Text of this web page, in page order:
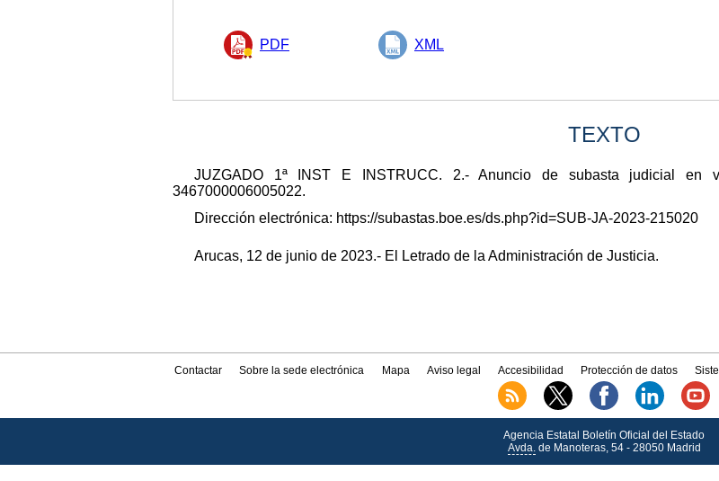
PDF XML
TEXTO
JUZGADO 1ª INST E INSTRUCC. 2.- Anuncio de subasta judicial en
3467000006005022.
Dirección electrónica: https://subastas.boe.es/ds.php?id=SUB-JA-2023-215020
Arucas, 12 de junio de 2023.- El Letrado de la Administración de Justicia.
Contactar Sobre la sede electrónica Mapa Aviso legal Accesibilidad Protección de datos
Agencia Estatal Boletín Oficial del Estado
Avda.de Manoteras, 54 - 28050 Madrid